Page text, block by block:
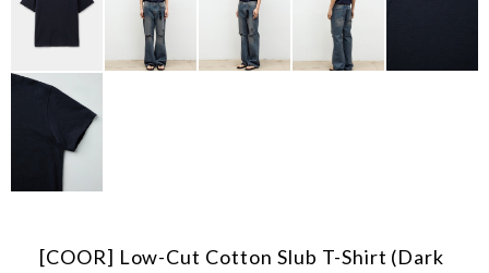
[COOR] Low-Cut Cotton Slub T-Shirt (Dark